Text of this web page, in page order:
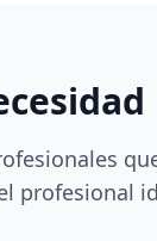
profesional